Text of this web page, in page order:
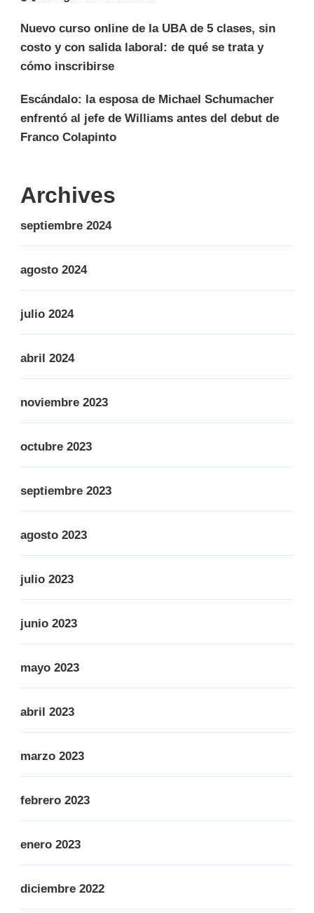
Nuevo curso online de la UBA de 5 clases, sin
costo y con salida laboral: de qué se trata y
cómo inscribirse
Escándalo: la esposa de Michael Schumacher
enfrentó al jefe de Williams antes del debut de
Franco Colapinto
Archives
septiembre 2024
agosto 2024
julio 2024
abril 2024
noviembre 2023
octubre 2023
septiembre 2023
agosto 2023
julio 2023
junio 2023
mayo 2023
abril 2023
marzo 2023
febrero 2023
enero 2023
diciembre 2022